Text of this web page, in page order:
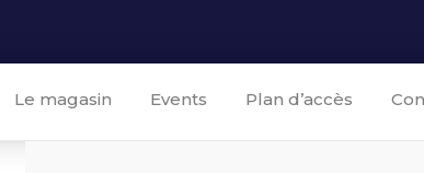
Le magasin Events Plan d’accès